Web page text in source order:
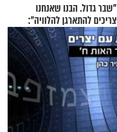
"שבר גדול. הבנו שאנחנו
צריכים להתארגן להלוויה":
זוגיות במבחן, הפעם עם מרים
וגד דנינו